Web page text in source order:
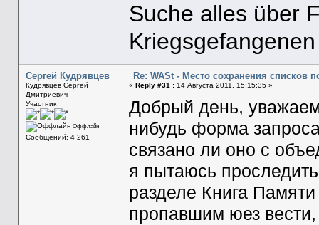
Suche alles über
Kriegsgefangenen
Сергей Кудрявцев
Кудрявцев Сергей
Дмитриевич
Участник
Оффлайн
Сообщений: 4 261
Re: WASt - Место сохранения списков
« Reply #31 :14 Августа 2011, 15:15:35 »
Добрый день,
нибудь форма
связано ли оно с
я пытаюсь
разделе Книга
пропавшим юез